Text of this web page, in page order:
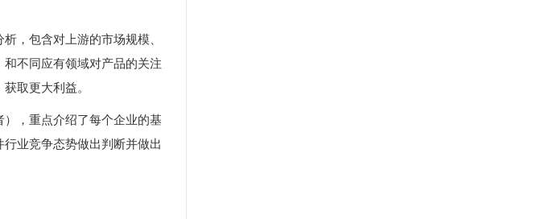
，包含对上游的市场规模、
不同应有领域对产品的关注
取更大利益。
，重点介绍了每个企业的基
业竞争态势做出判断并做出